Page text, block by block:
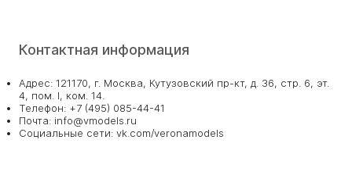
Контактная информация
Адрес: 121170, г. Москва, Кутузовский пр-кт, д. 36, стр. 6, эт.
4, пом. I, ком. 14.
Телефон: +7 (495) 085-44-41
Почта: info@vmodels.ru
Социальные сети: vk.com/veronamodels